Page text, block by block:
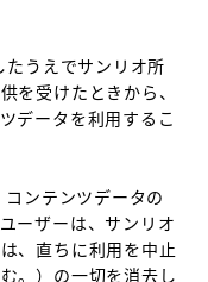
うえでサンリオ所
を受けたときから、
データを利用するこ
ンテンツデータの
ーザーは、サンリオ
、直ちに利用を中止
。）の一切を消去し